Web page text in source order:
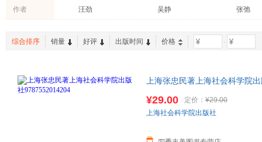
当代中国出版社
作者 汪劲 吴静 张弛
综合排序 销量 好评 出版时间 价格 -
上海张忠民著上海社会科学院
¥29.00 定价： ¥29.00
上海社会科学院出版社